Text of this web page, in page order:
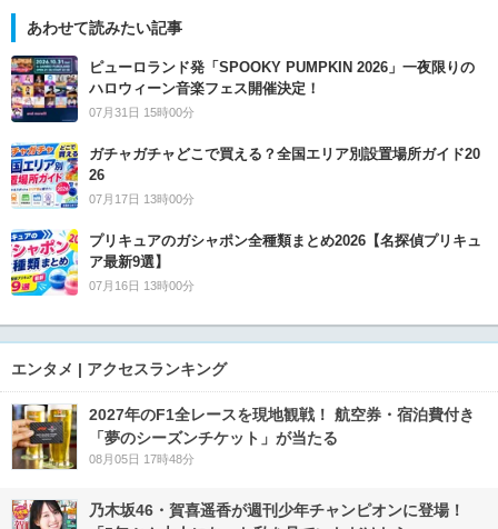
あわせて読みたい記事
ピューロランド発「SPOOKY PUMPKIN 2026」一夜限りの
ハロウィーン音楽フェス開催決定！
07月31日 15時00分
ガチャガチャどこで買える？全国エリア別設置場所ガイド20
26
07月17日 13時00分
プリキュアのガシャポン全種類まとめ2026【名探偵プリキュ
ア最新9選】
07月16日 13時00分
エンタメ | アクセスランキング
2027年のF1全レースを現地観戦！ 航空券・宿泊費付き
「夢のシーズンチケット」が当たる
08月05日 17時48分
乃木坂46・賀喜遥香が週刊少年チャンピオンに登場！